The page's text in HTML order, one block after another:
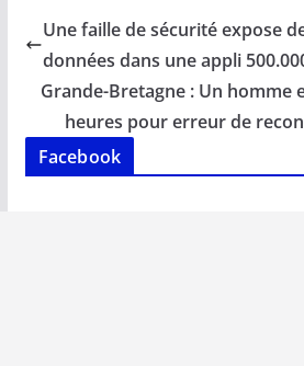
b
o
o
k
l s
A
p
p
e
dI
n
Une faille de sécurité expose
données dans une appli
Grande-Bretagne : Un homme
heures pour erreur de
Facebook